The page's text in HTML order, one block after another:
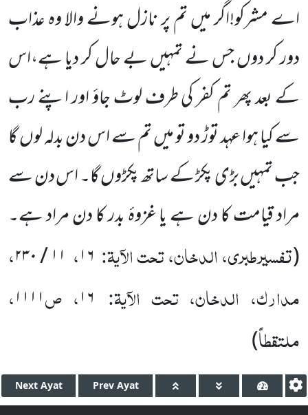
اے مشرکو!اگر میں تم پر نازل ہونے والا وہ عذاب
دور کر دوں جس نے تمہیں بے حال کر دیا ہے،اس
کے بعد پھر تم کفر کی طرف لوٹ جاؤ اور اپنے رب
سے کیا ہوا عہد توڑ دو تو میں تم سے اس دن بدلہ لوں گا
جب تمہیں بڑی پکڑ کے ساتھ پکڑوں گا۔ اس دن سے
مراد قیامت کا دن ہے یا غزوۂ بدر کا دن مراد ہے۔
(تفسیرطبری، الدخان، تحت الآیۃ: ۱۶، ۱۱/۲۳۰،
مدارک، الدخان، تحت الآیۃ: ۱۶، ص۱۱۱۱،
ملتقطاً)
Next Ayat Prev Ayat